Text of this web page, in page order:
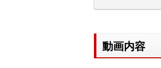
動画内容